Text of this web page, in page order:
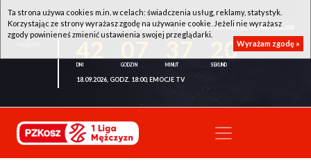
WKK ACTIVE HOTEL WROCŁAW - KSK QEMETICA NOTEĆ INOWROCŁAW
20
18.09.2026, GODZ. 18:00, EMOCJE TV
Ta strona używa cookies m.in. w celach: świadczenia usług, reklamy, statystyk.
Korzystając ze strony wyrażasz zgodę na używanie cookie. Jeżeli nie wyrażasz
zgody powinieneś zmienić ustawienia swojej przeglądarki.
Wyrażam zgodę »